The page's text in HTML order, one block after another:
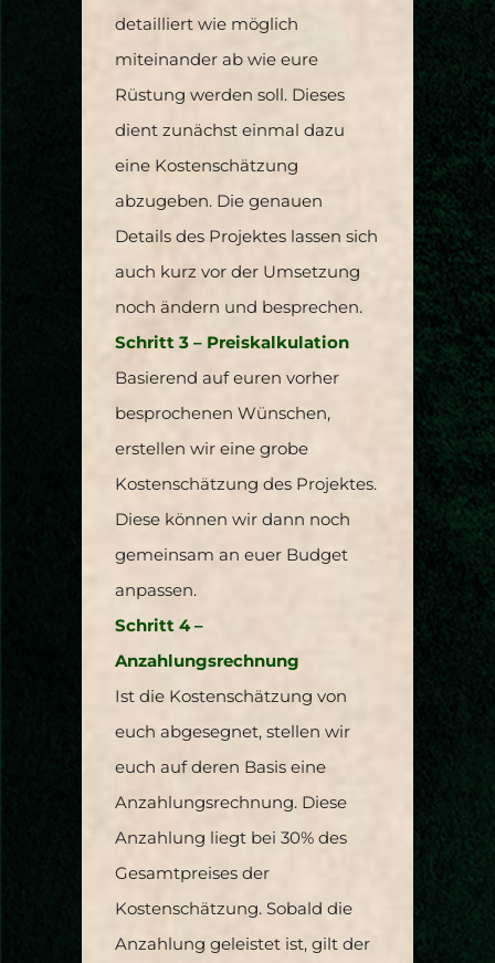
detailliert wie möglich
miteinander ab wie eure
Rüstung werden soll. Dieses
dient zunächst einmal dazu
eine Kostenschätzung
abzugeben. Die genauen
Details des Projektes lassen sich
auch kurz vor der Umsetzung
noch ändern und besprechen.
Schritt 3 – Preiskalkulation
Basierend auf euren vorher
besprochenen Wünschen,
erstellen wir eine grobe
Kostenschätzung des Projektes.
Diese können wir dann noch
gemeinsam an euer Budget
anpassen.
Schritt 4 –
Anzahlungsrechnung
Ist die Kostenschätzung von
euch abgesegnet, stellen wir
euch auf deren Basis eine
Anzahlungsrechnung. Diese
Anzahlung liegt bei 30% des
Gesamtpreises der
Kostenschätzung. Sobald die
Anzahlung geleistet ist, gilt der